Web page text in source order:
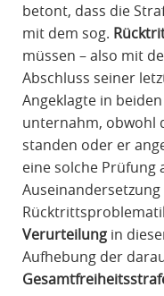
betont, dass die
mit dem sog.
müssen – also mit
Abschluss seiner
Angeklagte in
unternahm, obwohl
standen oder er
eine solche Prüfung
Verurteilungin
Aufhebung der